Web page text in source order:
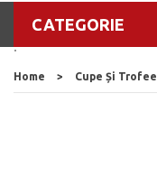
CATEGORIE
.
Home > Cupe Și Trofee